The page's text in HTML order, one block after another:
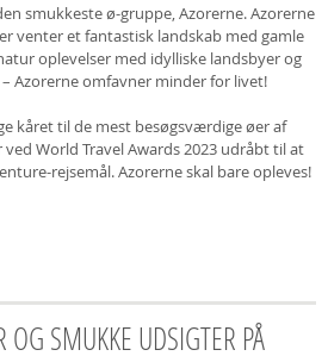
smukkeste ø-gruppe, Azorerne. Azorerne
venter et fantastisk landskab med gamle
oplevelser med idylliske landsbyer og
Azorerne omfavner minder for livet!
kåret til de mest besøgsværdige øer af
World Travel Awards 2023 udråbt til at
rejsemål. Azorerne skal bare opleves!
OG SMUKKE UDSIGTER PÅ